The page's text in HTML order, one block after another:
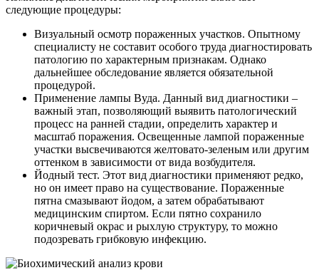
следующие процедуры:
Визуальный осмотр пораженных участков. Опытному
специалисту не составит особого труда диагностировать
патологию по характерным признакам. Однако
дальнейшее обследование является обязательной
процедурой.
Применение лампы Вуда. Данный вид диагностики –
важный этап, позволяющий выявить патологический
процесс на ранней стадии, определить характер и
масштаб поражения. Освещенные лампой пораженные
участки высвечиваются желтовато-зеленым или другим
оттенком в зависимости от вида возбудителя.
Йодный тест. Этот вид диагностики применяют редко,
но он имеет право на существование. Пораженные
пятна смазывают йодом, а затем обрабатывают
медицинским спиртом. Если пятно сохранило
коричневый окрас и рыхлую структуру, то можно
подозревать грибковую инфекцию.